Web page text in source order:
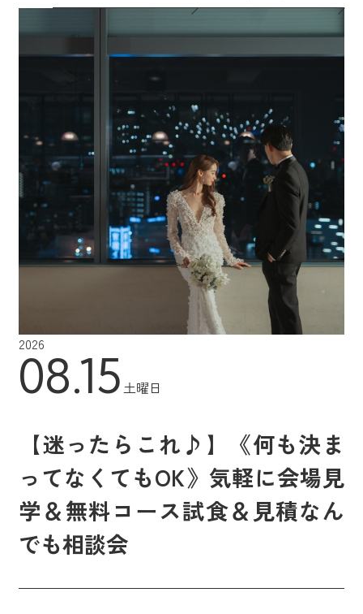
2026
08.15 土曜日
【迷ったらこれ♪】《何も決ま
ってなくてもOK》気軽に会場見
学＆無料コース試食＆見積なん
でも相談会